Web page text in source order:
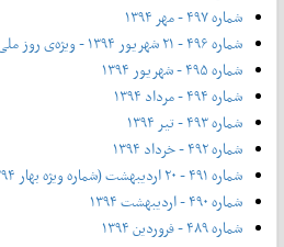
شماره ۴۹۷ - مهر ۱۳۹۴
شماره ۴۹۶ - ۲۱ شهریور ۱۳۹۴ - ویژه‌ی روز ملی سینما
شماره ۴۹۵ - شهریور ۱۳۹۴
شماره ۴۹۴ - مرداد ۱۳۹۴
شماره ۴۹۳ - تیر ۱۳۹۴
شماره ۴۹۲ - خرداد ۱۳۹۴
شماره ۴۹۱ - ۲۰ اردیبهشت (شماره ویژه بهار ۱۳۹۴)
شماره ۴۹۰ - اردیبهشت ۱۳۹۴
شماره ۴۸۹ - فروردین ۱۳۹۴